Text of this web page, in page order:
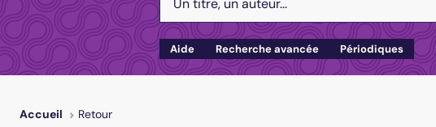
Aide Recherche avancée Périodiques
Accueil Retour